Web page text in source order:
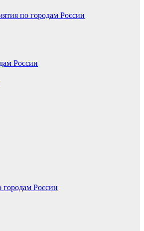
по городам России
России
России